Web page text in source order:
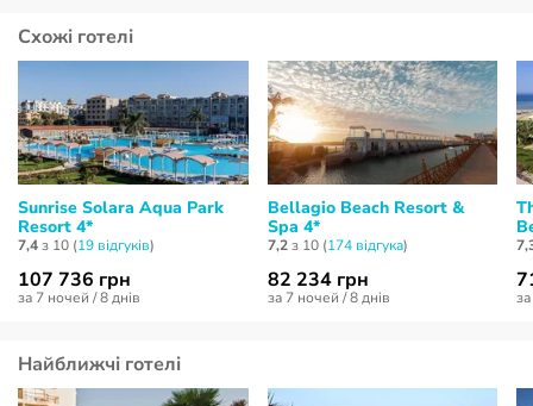
Схожі готелі
Sunrise Solara Aqua Park
Resort 4*
7,4з 10 (19 відгуків)
107 736 грн
за 7 ночей / 8 днів
Bellagio Beach Resort &
Spa 4*
7,2з 10 (174 відгукa)
82 234 грн
за 7 ночей / 8 днів
Найближчі готелі